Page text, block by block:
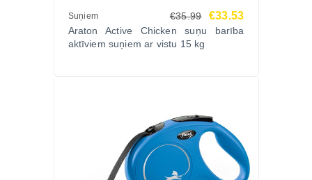
Suņiem €35.99 €33.53
Araton Active Chicken suņu barība
aktīviem suņiem ar vistu 15 kg